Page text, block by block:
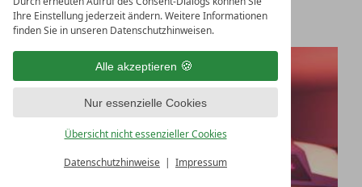
Ihre Einstellung jederzeit ändern. Weitere Informationen
finden Sie in unseren Datenschutzhinweisen.
Alle akzeptieren
Nur essenzielle Cookies
Übersicht nicht essenzieller Cookies
Datenschutzhinweise Impressum
mehr